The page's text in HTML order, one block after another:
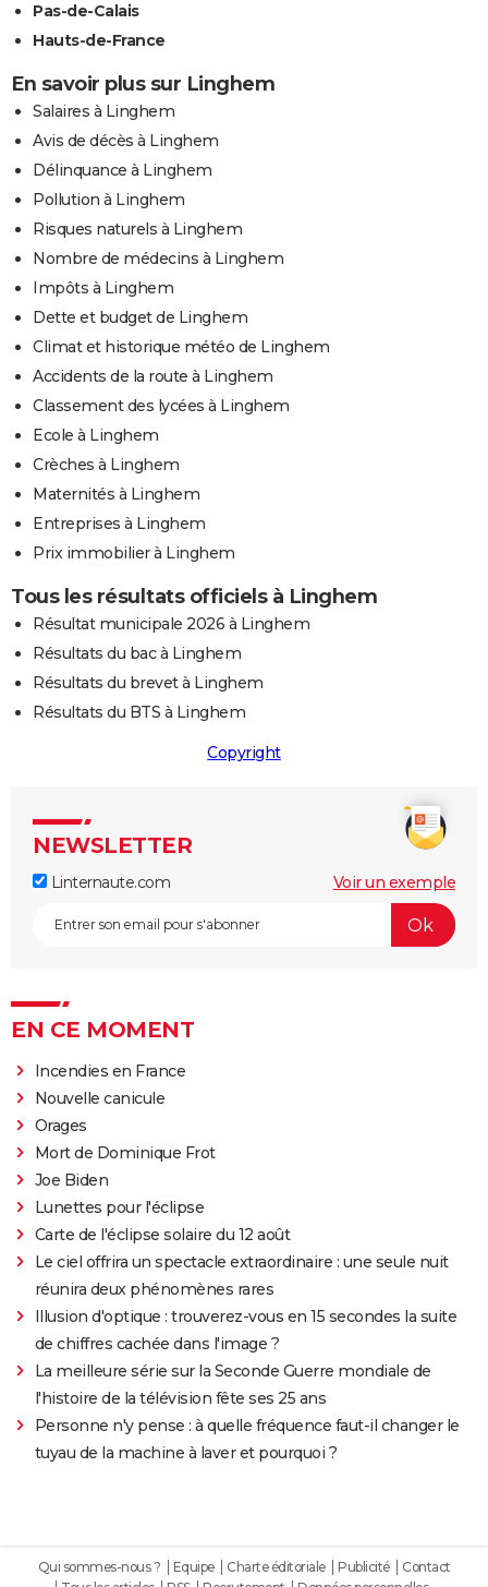
Pas-de-Calais
Hauts-de-France
En savoir plus sur Linghem
Salaires à Linghem
Avis de décès à Linghem
Délinquance à Linghem
Pollution à Linghem
Risques naturels à Linghem
Nombre de médecins à Linghem
Impôts à Linghem
Dette et budget de Linghem
Climat et historique météo de Linghem
Accidents de la route à Linghem
Classement des lycées à Linghem
Ecole à Linghem
Crèches à Linghem
Maternités à Linghem
Entreprises à Linghem
Prix immobilier à Linghem
Tous les résultats officiels à Linghem
Résultat municipale 2026 à Linghem
Résultats du bac à Linghem
Résultats du brevet à Linghem
Résultats du BTS à Linghem
Copyright
NEWSLETTER
Linternaute.com Voir un exemple
EN CE MOMENT
Incendies en France
Nouvelle canicule
Orages
Mort de Dominique Frot
Joe Biden
Lunettes pour l'éclipse
Carte de l'éclipse solaire du 12 août
Le ciel offrira un spectacle extraordinaire : une seule nuit
réunira deux phénomènes rares
Illusion d'optique : trouverez-vous en 15 secondes la suite
de chiffres cachée dans l'image ?
La meilleure série sur la Seconde Guerre mondiale de
l'histoire de la télévision fête ses 25 ans
Personne n'y pense : à quelle fréquence faut-il changer le
tuyau de la machine à laver et pourquoi ?
Qui sommes-nous ? Equipe Charte éditoriale Publicité
Contact